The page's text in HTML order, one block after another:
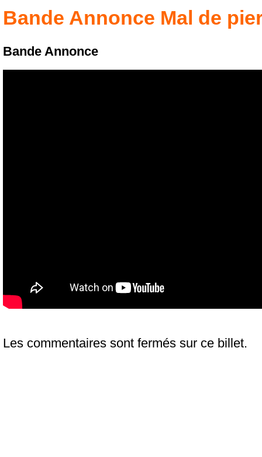
Bande Annonce Mal de
Bande Annonce
Les commentaires sont fermés sur ce billet.